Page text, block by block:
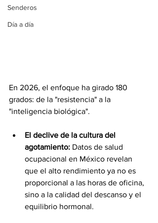
Senderos
Día a día
En 2026, el enfoque ha girado 180
grados: de la "resistencia" a la
"inteligencia biológica".
El declive de la cultura del
agotamiento: Datos de salud
ocupacional en México revelan
que el alto rendimiento ya no es
proporcional a las horas de oficina,
sino a la calidad del descanso y el
equilibrio hormonal.